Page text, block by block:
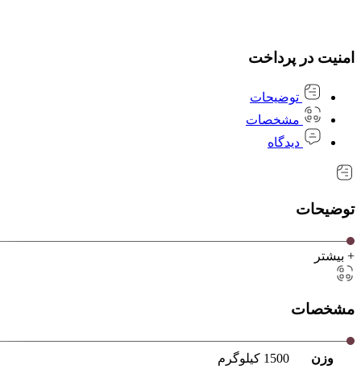
امنیت در پرداخت
توضیحات
مشخصات
دیدگاه
توضیحات
+ بیشتر
مشخصات
وزن 1500 کیلوگرم